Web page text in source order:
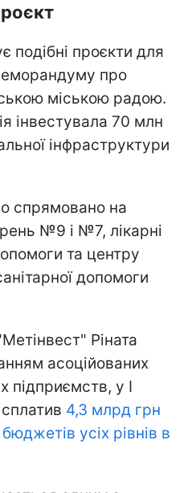
подібні проєкти для
про
міською радою.
інвестувала 70 млн
інфраструктури
спрямовано на
№9 і №7, лікарні
та центру
допомоги
Ріната
асоційованих
підприємств, у I
4,3 млрд грн
усіх рівнів в